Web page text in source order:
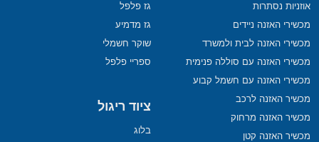
אוזניות נסתרות
מכשירי האזנה ניידים
מכשירי האזנה לבית ולמשרד
מכשירי האזנה עם סוללה פנימית
מכשירי האזנה עם חשמל קבוע
מכשיר האזנה לרכב
מכשיר האזנה מרחוק
מכשיר האזנה קטן
גז פלפל
גז מדמיע
שוקר חשמלי
ספריי פלפל
ציוד ריגול
בלוג